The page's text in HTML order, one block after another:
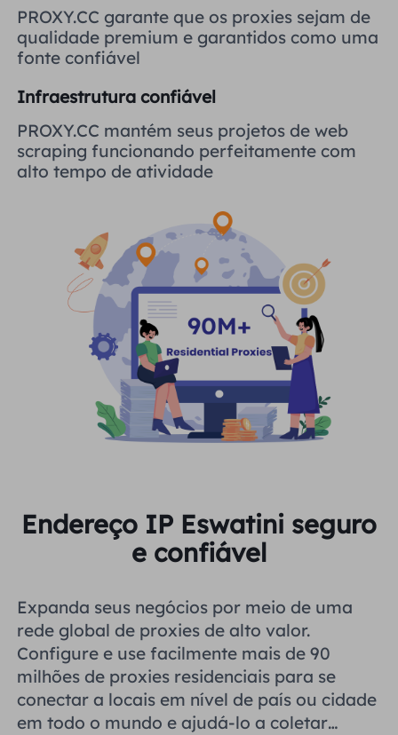
PROXY.CC garante que os proxies sejam de
qualidade premium e garantidos como uma
fonte confiável
Infraestrutura confiável
PROXY.CC mantém seus projetos de web
scraping funcionando perfeitamente com
alto tempo de atividade
Endereço IP Eswatini seguro
e confiável
Expanda seus negócios por meio de uma
rede global de proxies de alto valor.
Configure e use facilmente mais de 90
milhões de proxies residenciais para se
conectar a locais em nível de país ou cidade
em todo o mundo e ajudá-lo a coletar